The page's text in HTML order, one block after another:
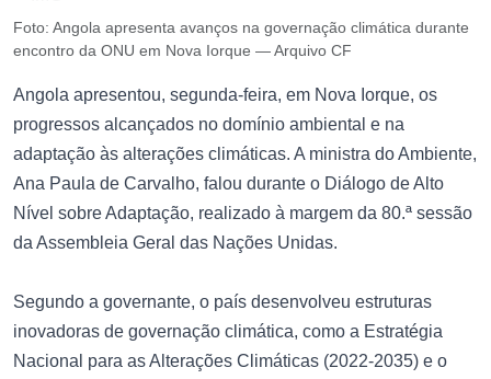
Foto: Angola apresenta avanços na governação climática durante
encontro da ONU em Nova Iorque — Arquivo CF
Angola apresentou, segunda-feira, em Nova Iorque, os
progressos alcançados no domínio ambiental e na
adaptação às alterações climáticas. A ministra do Ambiente,
Ana Paula de Carvalho, falou durante o Diálogo de Alto
Nível sobre Adaptação, realizado à margem da 80.ª sessão
da Assembleia Geral das Nações Unidas.
Segundo a governante, o país desenvolveu estruturas
inovadoras de governação climática, como a Estratégia
Nacional para as Alterações Climáticas (2022-2035) e o